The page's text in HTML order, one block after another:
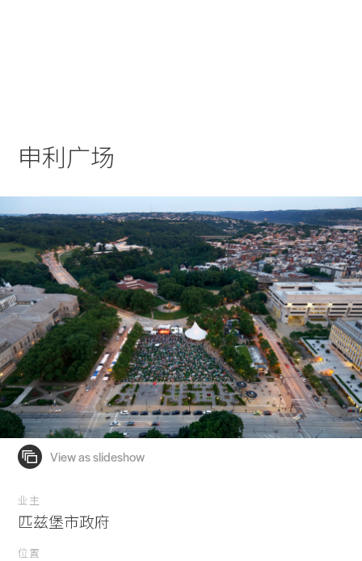
申利广场
业主
匹兹堡市政府
位置